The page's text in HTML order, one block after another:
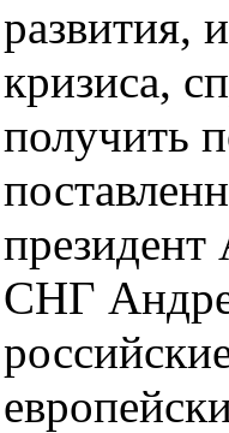
развития,
кризиса,
получить
СНГ